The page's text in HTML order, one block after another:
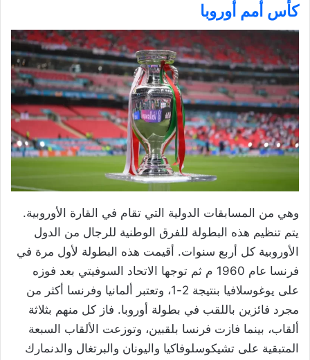
كأس أمم أوروبا
وهي من المسابقات الدولية التي تقام في القارة الأوروبية.
يتم تنظيم هذه البطولة للفرق الوطنية للرجال من الدول
الأوروبية كل أربع سنوات. أقيمت هذه البطولة لأول مرة في
فرنسا عام 1960 م ثم توجها الاتحاد السوفيتي بعد فوزه
على يوغوسلافيا بنتيجة 2-1، وتعتبر ألمانيا وفرنسا أكثر من
مجرد فائزين باللقب في بطولة أوروبا. فاز كل منهم بثلاثة
ألقاب، بينما فازت فرنسا بلقبين، وتوزعت الألقاب السبعة
المتبقية على تشيكوسلوفاكيا واليونان والبرتغال والدنمارك